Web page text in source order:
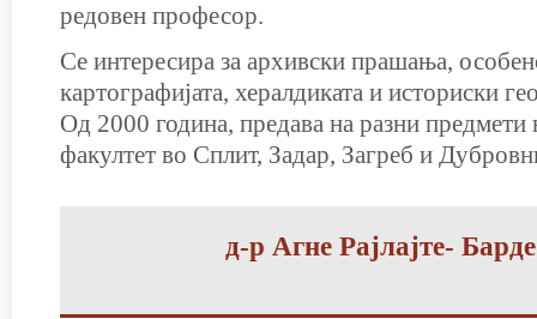
редовен професор.
Се интересира за архивски прашања,
картографијата, хералдиката и историски
Од 2000 година, предава на разни
факултет во Сплит, Задар, Загреб и
д-р Агне Рајлајте-